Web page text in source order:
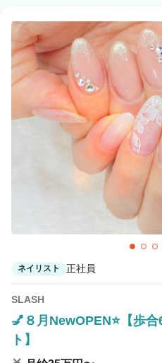
ネイリスト 正社員
SLASH
💅８月NewOPEN⭐【歩
ト】